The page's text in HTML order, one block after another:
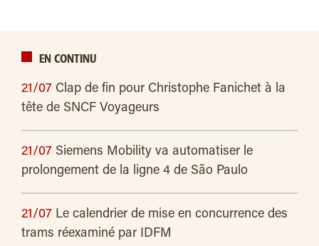
EN CONTINU
21/07 Clap de fin pour Christophe Fanichet à la
tête de SNCF Voyageurs
21/07 Siemens Mobility va automatiser le
prolongement de la ligne 4 de São Paulo
21/07 Le calendrier de mise en concurrence des
trams réexaminé par IDFM